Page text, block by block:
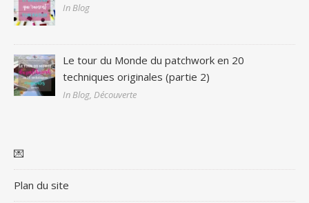
In Blog
Le tour du Monde du patchwork en 20
techniques originales (partie 2)
In Blog, Découverte
💌
Plan du site